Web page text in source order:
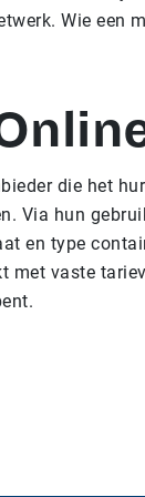
Wie een
die het
Via hun
en type
met vaste